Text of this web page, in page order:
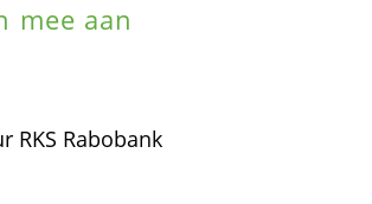
mee aan
RKS Rabobank